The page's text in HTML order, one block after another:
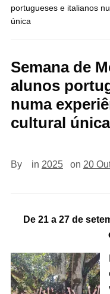
portugueses e italianos
única
Semana de
alunos
numa
cultural única
By in 2025 on 20
De 21 a 27 de